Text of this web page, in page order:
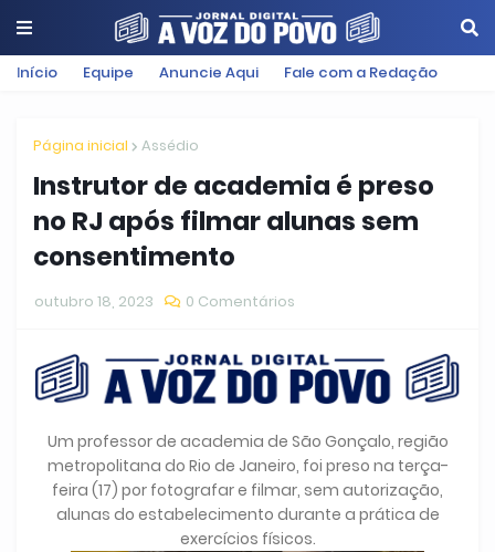
Início Equipe Anuncie Aqui Fale com a Redação
Página inicial Assédio
Instrutor de academia é preso
no RJ após filmar alunas sem
consentimento
outubro 18, 2023 0 Comentários
Um professor de academia de São Gonçalo, região
metropolitana do Rio de Janeiro, foi preso na terça-
feira (17) por fotografar e filmar, sem autorização,
alunas do estabelecimento durante a prática de
exercícios físicos.